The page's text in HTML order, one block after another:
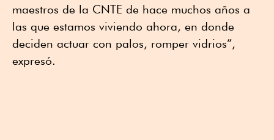
maestros de la CNTE de hace muchos años a
las que estamos viviendo ahora, en donde
deciden actuar con palos, romper vidrios”,
expresó.